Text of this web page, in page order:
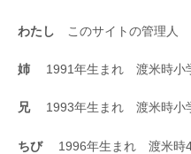
わたし このサイトの管理人
姉 1991年生まれ 渡米時小
兄1993年生まれ 渡米時小
ちび1996年生まれ 渡米時